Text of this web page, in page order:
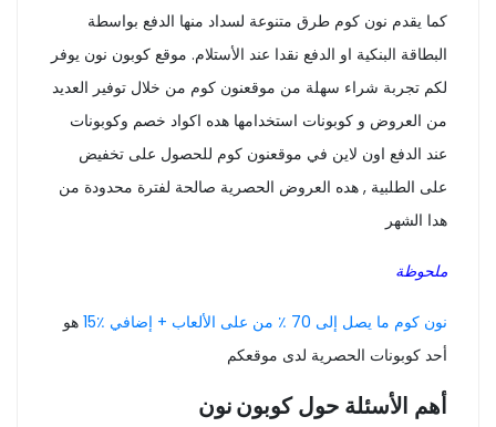
كما يقدم نون كوم طرق متنوعة لسداد منها الدفع بواسطة
البطاقة البنكية او الدفع نقدا عند الأستلام. موقع كوبون نون يوفر
لكم تجربة شراء سهلة من موقعنون كوم من خلال توفير العديد
من العروض و كوبونات استخدامها هده اكواد خصم وكوبونات
عند الدفع اون لاين في موقعنون كوم للحصول على تخفيض
على الطلبية , هده العروض الحصرية صالحة لفترة محدودة من
هدا الشهر
ملحوظة
نون كوم ما يصل إلى 70 ٪ من على الألعاب + إضافي ٪15
هو
أحد كوبونات الحصرية لدى موقعكم
أهم الأسئلة حولكوبون نون